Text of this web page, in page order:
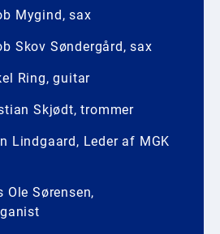
Mygind, sax
Søndergård, sax
Ring, guitar
Skjødt, trommer
Leder af MGK
Sørensen,